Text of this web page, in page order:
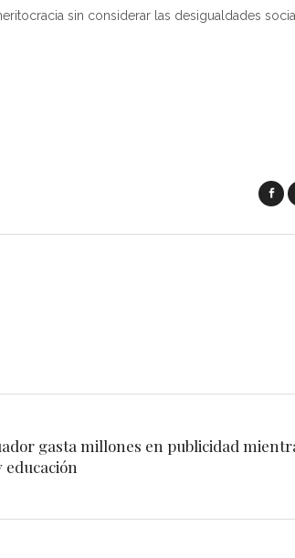
sin considerar las desigualdades
gasta millones en publicidad
educación